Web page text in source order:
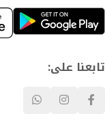
تابعنا على: